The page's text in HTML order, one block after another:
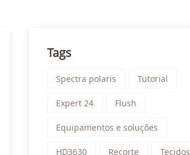
Tags
Spectra polaris Tutorial
Expert 24 Flush
Equipamentos e soluções
HD3630 Recorte Tecidos